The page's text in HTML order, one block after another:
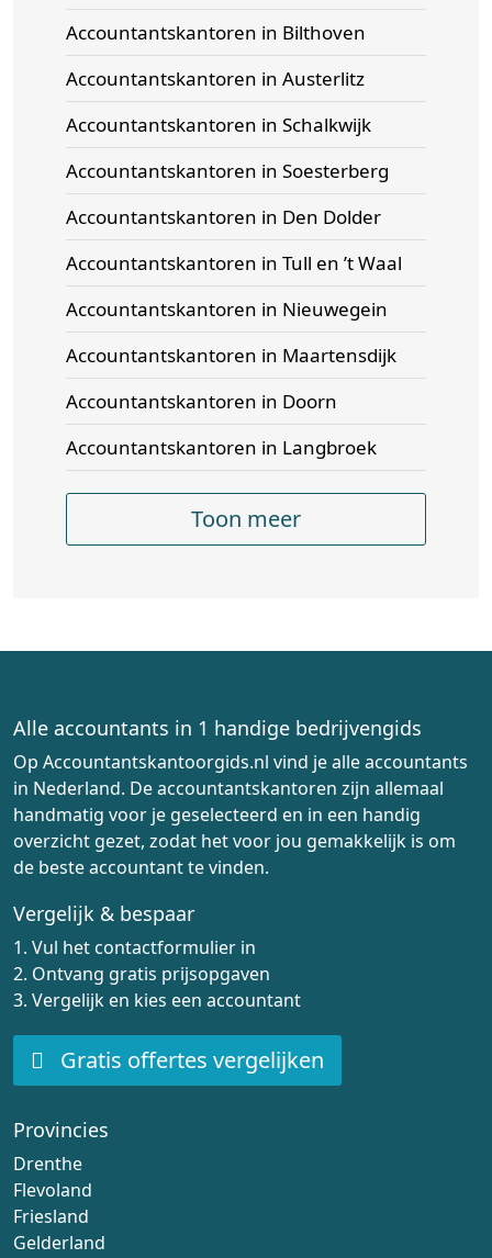
Accountantskantoren in Bilthoven
Accountantskantoren in Austerlitz
Accountantskantoren in Schalkwijk
Accountantskantoren in Soesterberg
Accountantskantoren in Den Dolder
Accountantskantoren in Tull en ’t Waal
Accountantskantoren in Nieuwegein
Accountantskantoren in Maartensdijk
Accountantskantoren in Doorn
Accountantskantoren in Langbroek
Toon meer
Alle accountants in 1 handige bedrijvengids
Op Accountantskantoorgids.nl vind je alle accountants
in Nederland. De accountantskantoren zijn allemaal
handmatig voor je geselecteerd en in een handig
overzicht gezet, zodat het voor jou gemakkelijk is om
de beste accountant te vinden.
Vergelijk & bespaar
1. Vul het contactformulier in
2. Ontvang gratis prijsopgaven
3. Vergelijk en kies een accountant
Gratis offertes vergelijken
Provincies
Drenthe
Flevoland
Friesland
Gelderland